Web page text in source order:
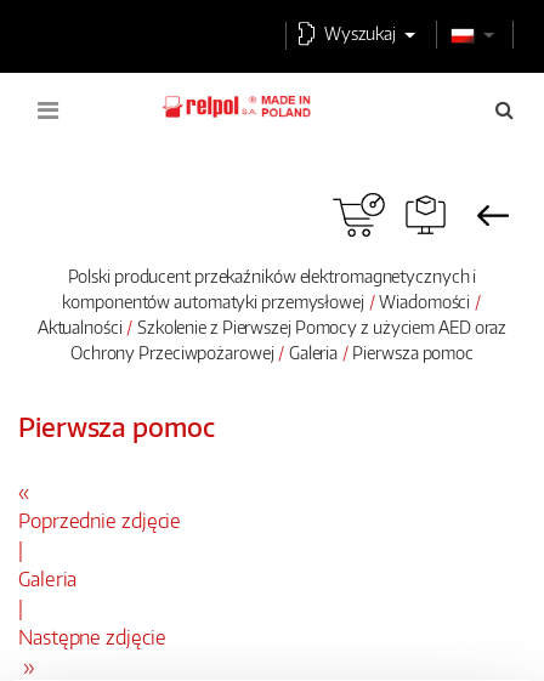
Wyszukaj
Polski producent przekaźników elektromagnetycznych i
komponentów automatyki przemysłowej
Wiadomości
Aktualności
Szkolenie z Pierwszej Pomocy z użyciem AED oraz
Ochrony Przeciwpożarowej
Galeria Pierwsza pomoc
Pierwsza pomoc
«
Poprzednie zdjęcie
Galeria
Następne zdjęcie
»